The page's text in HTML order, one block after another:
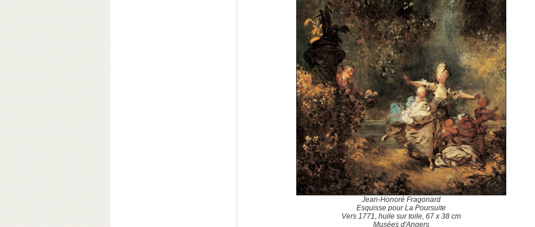
Jean-Honoré Fragonard
Esquisse pour La Poursuite
Vers 1771, huile sur toile, 67 x 38 cm
Musées d'Angers